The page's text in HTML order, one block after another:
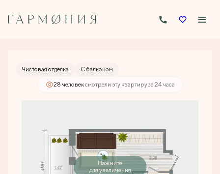
Студия26.22 м
4 493 060 руб.
Чистовая отделка С балконом
28 человексмотрели эту квартиру за 24 часа
Нажмите
для увеличения